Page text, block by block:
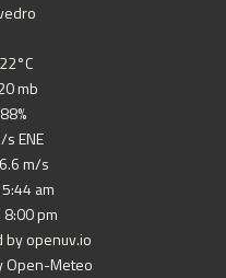
mb
ENE
m/s
am
8:00 pm
by openuv.io
Open-Meteo